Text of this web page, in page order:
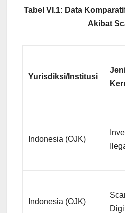
Tabel VI.1: Data
Akibat
Yurisdiksi/Institusi
Indonesia (OJK)
Indonesia (OJK)